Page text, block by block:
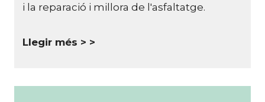
i la reparació i millora de l'asfaltatge.
Llegir més >